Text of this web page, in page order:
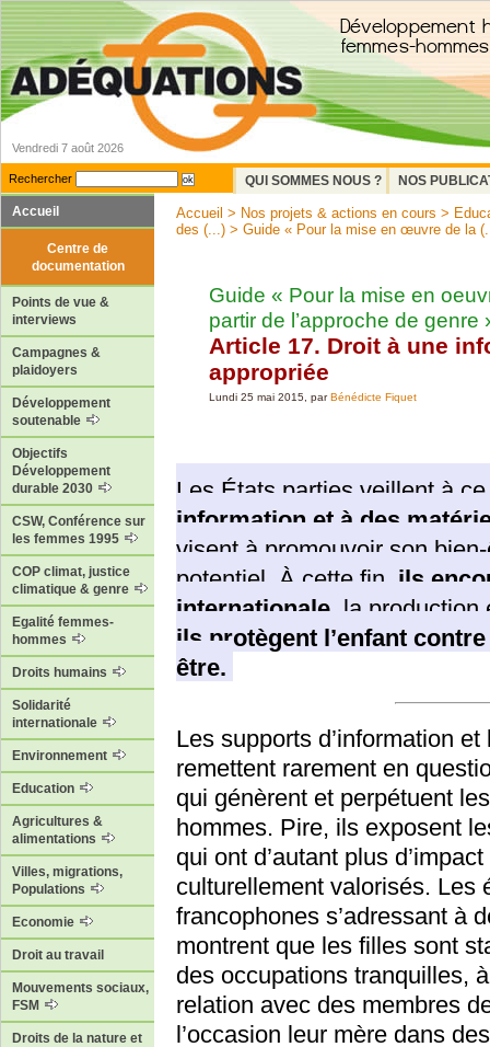
Vendredi 7 août 2026
Rechercher QUI SOMMES NOUS ?
NOS
Accueil
Centre de
documentation
Points de vue &
interviews
Campagnes &
plaidoyers
Développement
soutenable
Objectifs
Développement
durable 2030
CSW, Conférence sur
les femmes 1995
COP climat, justice
climatique & genre
Egalité femmes-
hommes
Droits humains
Solidarité
internationale
Environnement
Education
Agricultures &
alimentations
Villes, migrations,
Populations
Economie
Droit au travail
Mouvements sociaux,
FSM
Droits de la nature et
Accueil > Nos projets & actions en cours >
des (...) > Guide « Pour la mise en œuvre de la
Guide « Pour la mise en
partir de l’approche de genre
Article 17. Droit à une
appropriée
Lundi 25 mai 2015, parBénédicte Fiquet
Les États parties veillent à
information et à des
visent à promouvoir son
potentiel. À cette fin, ils
internationale , la
ils protègent l’enfant
être.
Les supports d’information
remettent rarement en
qui génèrent et perpétuent
hommes. Pire, ils exposent
qui ont d’autant plus
culturellement valorisés. Les
francophones s’adressant à
montrent que les filles sont
des occupations tranquilles,
relation avec des membres
l’occasion leur mère dans